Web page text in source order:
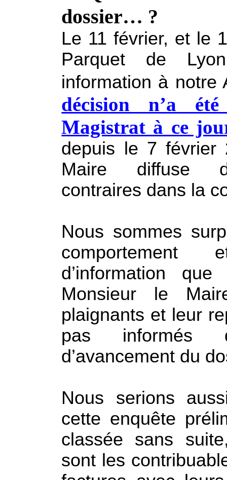
dossier… ?
Le 11 février, et le
Parquet de
information à notre
décision n’a
Magistrat à ce
depuis le 7 février
Maire diffuse
contraires dans la
Nous sommes
d’information
Monsieur le
plaignants et leur
pas informés
d’avancement du
Nous serions
cette enquête
classée sans
sont les